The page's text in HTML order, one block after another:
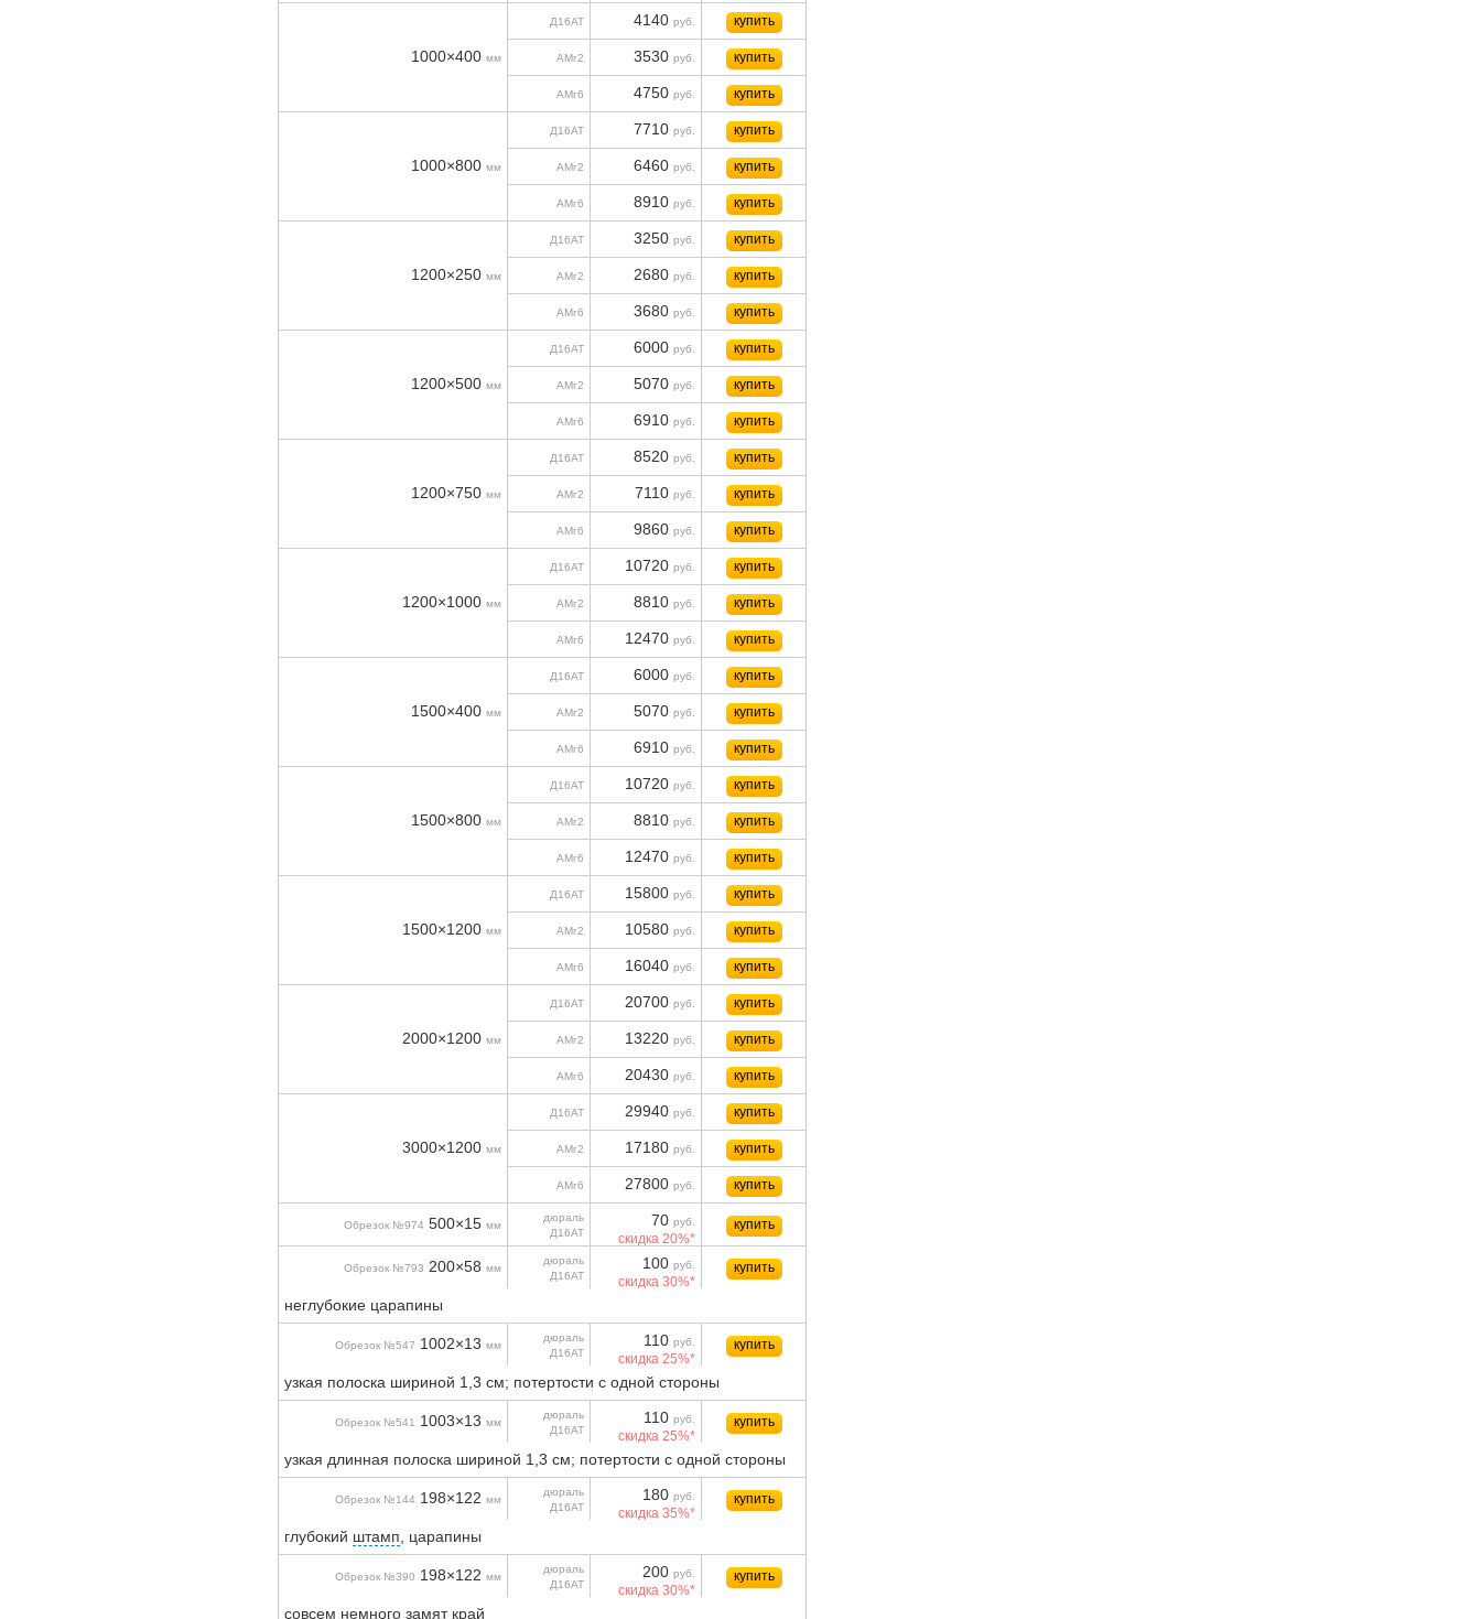
1000×400 мм
Д16АТ 4140 руб. купить
АМг2 3530 руб. купить
АМг6 4750 руб. купить
1000×800 мм
Д16АТ 7710 руб. купить
АМг2 6460 руб. купить
АМг6 8910 руб. купить
1200×250 мм
Д16АТ 3250 руб. купить
АМг2 2680 руб. купить
АМг6 3680 руб. купить
1200×500 мм
Д16АТ 6000 руб. купить
АМг2 5070 руб. купить
АМг6 6910 руб. купить
1200×750 мм
Д16АТ 8520 руб. купить
АМг2 7110 руб. купить
АМг6 9860 руб. купить
1200×1000 мм
Д16АТ 10720 руб. купить
АМг2 8810 руб. купить
АМг6 12470 руб. купить
1500×400 мм
Д16АТ 6000 руб. купить
АМг2 5070 руб. купить
АМг6 6910 руб. купить
1500×800 мм
Д16АТ 10720 руб. купить
АМг2 8810 руб. купить
АМг6 12470 руб. купить
1500×1200 мм
Д16АТ 15800 руб. купить
АМг2 10580 руб. купить
АМг6 16040 руб. купить
2000×1200 мм
Д16АТ 20700 руб. купить
АМг2 13220 руб. купить
АМг6 20430 руб. купить
3000×1200 мм
Д16АТ 29940 руб. купить
АМг2 17180 руб. купить
АМг6 27800 руб. купить
Обрезок №974 500×15 мм
дюраль
Д16АТ
70 руб.
скидка 20%*
купить
Обрезок №793 200×58 мм
дюраль
Д16АТ
100 руб.
скидка 30%*
купить
неглубокие царапины
Обрезок №547 1002×13 мм
дюраль
Д16АТ
110 руб.
скидка 25%*
купить
узкая полоска шириной 1,3 см; потертости с одной стороны
Обрезок №541 1003×13 мм
дюраль
Д16АТ
110 руб.
скидка 25%*
купить
узкая длинная полоска шириной 1,3 см; потертости с одной стороны
Обрезок №144 198×122 мм
дюраль
Д16АТ
180 руб.
скидка 35%*
купить
глубокий штамп , царапины
Обрезок №390 198×122 мм
дюраль
Д16АТ
200 руб.
скидка 30%*
купить
совсем немного замят край